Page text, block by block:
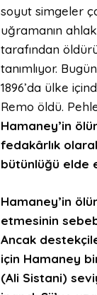
soyut simgeler
uğramanın
tarafından
tanımlıyor.
1896’da ülke
Remo öldü.
Hamaney’in
fedakârlık
bütünlüğü elde
Hamaney’in
etmesinin
Ancak
için Hamaney
(Ali Sistani)